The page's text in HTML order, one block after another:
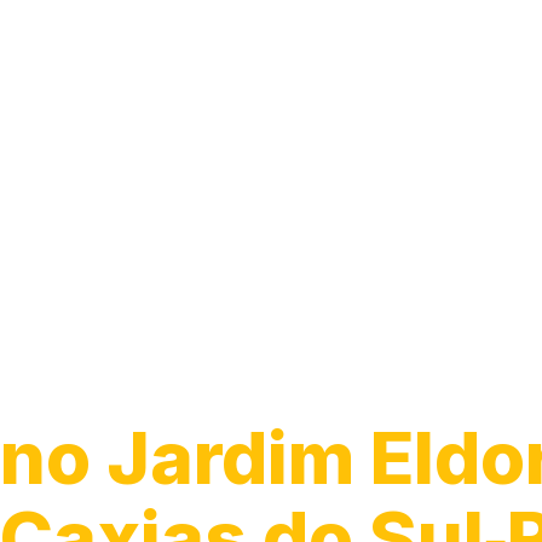
no Jardim